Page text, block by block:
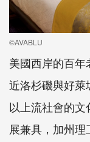
©AVABLU
美國西岸的百
近洛杉磯與好萊
以上流社會的
展兼具，加州